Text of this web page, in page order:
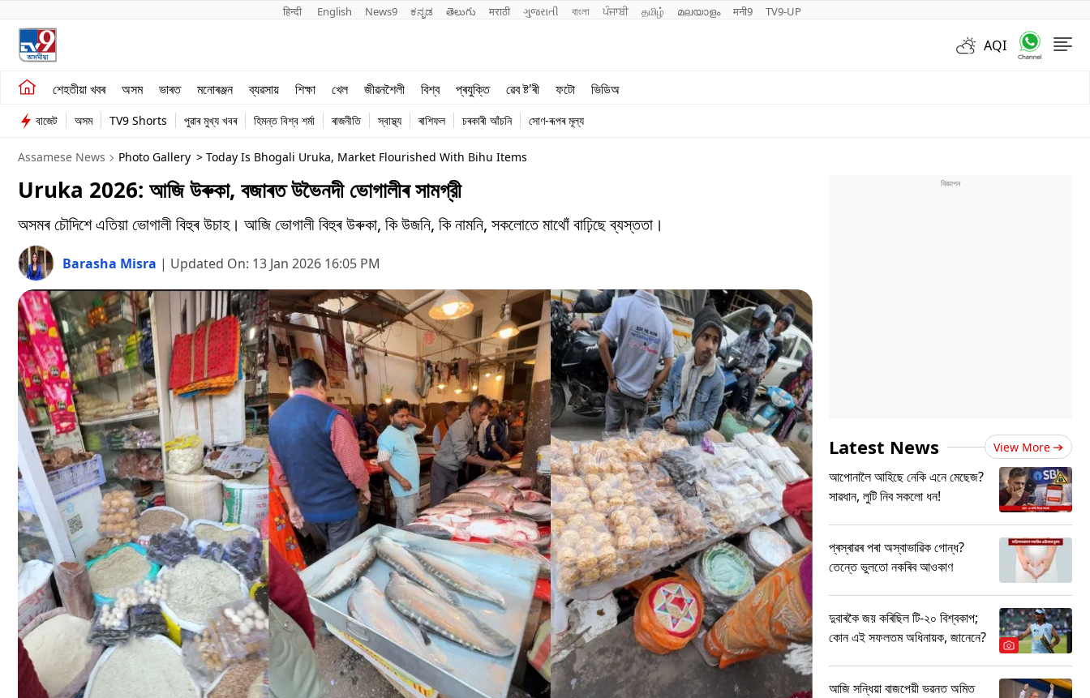
हिन्दी English News9 ಕನ್ನಡ తెలుగు मराठी ગુજરાતી বাংলা ਪੰਜਾਬੀ தமிழ் മലയാളം मनी9 TV9-UP
AQI
শেহতীয়া খবৰ অসম ভাৰত মনোৰঞ্জন ব্যৱসায় শিক্ষা খেল জীৱনশৈলী বিশ্ব প্ৰযুক্তি ৱেব ষ্ট'ৰী ফটো ভিডিঅ
শেহতীয়া খবৰ
অসম
ভাৰত
ব্যৱসায়
খেল
জীৱনশৈলী
বাজেট অসম TV9 Shorts পুৱাৰ মুখ্য খবৰ হিমন্ত বিশ্ব শৰ্মা ৰাজনীতি স্বাস্থ্য ৰাশিফল চৰকাৰী আঁচনি সোণ-ৰূপৰ মূল্য
Assamese News Photo Gallery > Today Is Bhogali Uruka, Market Flourished With Bihu Items
Uruka 2026: আজি উৰুকা, বজাৰত উভৈনদী ভোগালীৰ সামগ্রী
অসমৰ চৌদিশে এতিয়া ভোগালী বিহুৰ উচাহ। আজি ভোগালী বিহুৰ উৰুকা, কি উজনি, কি নামনি, সকলোতে মাথোঁ বাঢ়িছে ব্যস্ততা।
Barasha Misra | Updated On: 13 Jan 2026 16:05 PM
Latest News View More
আপোনালৈ আহিছে নেকি এনে মেছেজ?
সাৱধান, লুটি নিব সকলো ধন!
প্ৰস্ৰাৱৰ পৰা অস্বাভাৱিক গোন্ধ?
তেন্তে ভুলতো নকৰিব আওকাণ
দুবাৰকৈ জয় কৰিছিল টি-২০ বিশ্বকাপ;
কোন এই সফলতম অধিনায়ক, জানেনে?
আজি সন্ধিয়া বাজপেয়ী ভৱনত অমিত